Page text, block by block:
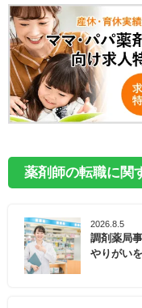
薬剤師の転職に関
2026.8.5
調剤薬局
やりがい